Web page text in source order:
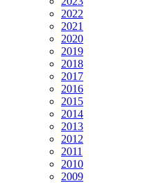
2022
2021
2020
2019
2018
2017
2016
2015
2014
2013
2012
2011
2010
2009